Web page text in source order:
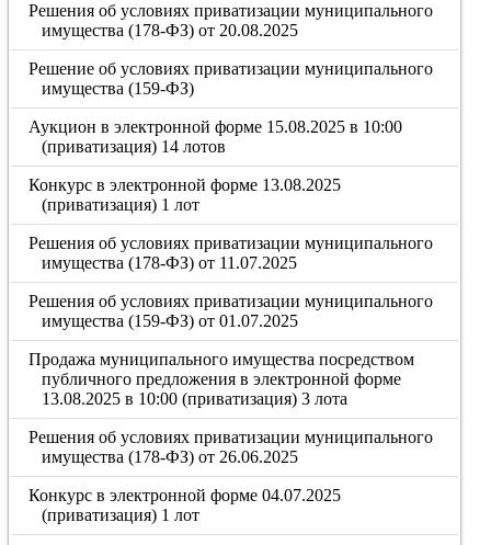
Решения об условиях приватизации муниципального
имущества (178-ФЗ) от 20.08.2025
Решение об условиях приватизации муниципального
имущества (159-ФЗ)
Аукцион в электронной форме 15.08.2025 в 10:00
(приватизация) 14 лотов
Конкурс в электронной форме 13.08.2025
(приватизация) 1 лот
Решения об условиях приватизации муниципального
имущества (178-ФЗ) от 11.07.2025
Решения об условиях приватизации муниципального
имущества (159-ФЗ) от 01.07.2025
Продажа муниципального имущества посредством
публичного предложения в электронной форме
13.08.2025 в 10:00 (приватизация) 3 лота
Решения об условиях приватизации муниципального
имущества (178-ФЗ) от 26.06.2025
Конкурс в электронной форме 04.07.2025
(приватизация) 1 лот